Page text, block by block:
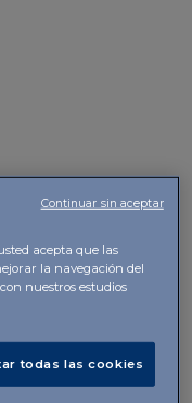
8, Local 1
85
acepta que las
la navegación del
nuestros estudios
todas las cookies
Continuar sin aceptar